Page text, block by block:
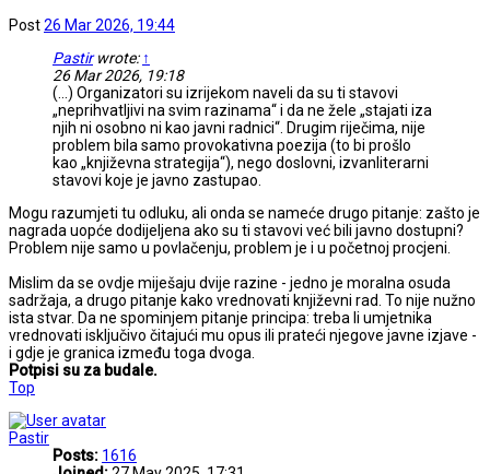
Post26 Mar 2026, 19:44
Pastirwrote: ↑
26 Mar 2026, 19:18
(...) Organizatori su izrijekom naveli da su ti stavovi
„neprihvatljivi na svim razinama“ i da ne žele „stajati iza
njih ni osobno ni kao javni radnici“. Drugim riječima, nije
problem bila samo provokativna poezija (to bi prošlo
kao „književna strategija“), nego doslovni, izvanliterarni
stavovi koje je javno zastupao.
Mogu razumjeti tu odluku, ali onda se nameće drugo pitanje: zašto je
nagrada uopće dodijeljena ako su ti stavovi već bili javno dostupni?
Problem nije samo u povlačenju, problem je i u početnoj procjeni.
Mislim da se ovdje miješaju dvije razine - jedno je moralna osuda
sadržaja, a drugo pitanje kako vrednovati književni rad. To nije nužno
ista stvar. Da ne spominjem pitanje principa: treba li umjetnika
vrednovati isključivo čitajući mu opus ili prateći njegove javne izjave -
i gdje je granica između toga dvoga.
Potpisi su za budale.
Top
Pastir
Posts: 1616